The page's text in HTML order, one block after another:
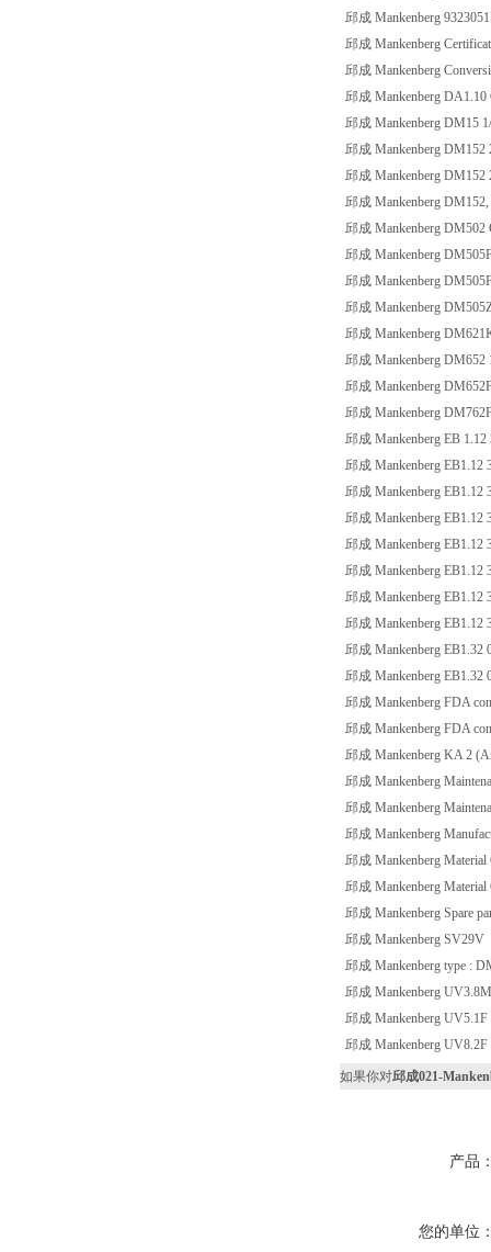
邱成 Mankenberg
邱成 Mankenberg
邱成 Mankenberg
邱成 Mankenberg DA1.10
邱成 Mankenberg DM15
邱成 Mankenberg
邱成 Mankenberg
邱成 Mankenberg DM152,
邱成 Mankenberg DM502
邱成 Mankenberg
邱成 Mankenberg
邱成 Mankenberg
邱成 Mankenberg
邱成 Mankenberg DM652
邱成 Mankenberg
邱成 Mankenberg
邱成 Mankenberg EB
邱成 Mankenberg EB1.12
邱成 Mankenberg EB1.12
邱成 Mankenberg EB1.12
邱成 Mankenberg EB1.12
邱成 Mankenberg EB1.12
邱成 Mankenberg
邱成 Mankenberg EB1.12
邱成 Mankenberg EB1.32
邱成 Mankenberg EB1.32
邱成 Mankenberg FDA
邱成 Mankenberg FDA
邱成 Mankenberg KA 2
邱成 Mankenberg
邱成 Mankenberg
邱成 Mankenberg
邱成 Mankenberg
邱成 Mankenberg
邱成 Mankenberg Spare
邱成 Mankenberg SV29V
邱成 Mankenberg type :
邱成 Mankenberg
邱成 Mankenberg
邱成 Mankenberg
如果你对邱成021-
产品
您的单位